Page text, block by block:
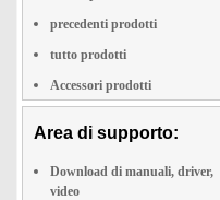
precedenti prodotti
tutto prodotti
Accessori prodotti
Area di supporto:
Download di manuali, driver,
video